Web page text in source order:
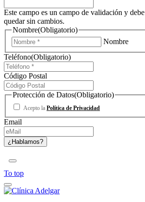
Este campo es un campo de validación y debe
quedar sin cambios.
Nombre(Obligatorio)
Nombre
Teléfono(Obligatorio)
Código Postal
Protección de Datos(Obligatorio)
Acepto la Política de Privacidad
Email
To top